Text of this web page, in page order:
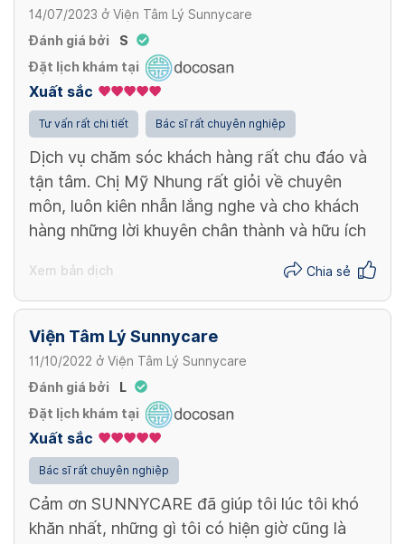
14/07/2023 ở Viện Tâm Lý Sunnycare
Đánh giá bởi
S
Đặt lịch khám tại
Xuất sắc
Tư vấn rất chi tiết Bác sĩ rất chuyên nghiệp
Dịch vụ chăm sóc khách hàng rất chu đáo và
tận tâm. Chị Mỹ Nhung rất giỏi về chuyên
môn, luôn kiên nhẫn lắng nghe và cho khách
hàng những lời khuyên chân thành và hữu ích
Xem bản dịch Chia sẻ
Viện Tâm Lý Sunnycare
11/10/2022 ở Viện Tâm Lý Sunnycare
Đánh giá bởi
L
Đặt lịch khám tại
Xuất sắc
Bác sĩ rất chuyên nghiệp
Cảm ơn SUNNYCARE đã giúp tôi lúc tôi khó
khăn nhất, những gì tôi có hiện giờ cũng là